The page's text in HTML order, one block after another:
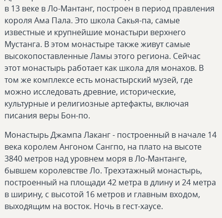
в 13 веке в Ло-Мантанг, построен в период правления
короля Ама Пала. Это школа Сакья-па, самые
известные и крупнейшие монастыри верхнего
Мустанга. В этом монастыре также живут самые
высокопоставленные Ламы этого региона. Сейчас
этот монастырь работает как школа для монахов. В
том же комплексе есть монастырский музей, где
можно исследовать древние, исторические,
культурные и религиозные артефакты, включая
писания веры Бон-по.
Монастырь Джампа Лаканг - построенный в начале 14
века королем Ангоном Сангпо, на плато на высоте
3840 метров над уровнем моря в Ло-Мантанге,
бывшем королевстве Ло. Трехэтажный монастырь,
построенный на площади 42 метра в длину и 24 метра
в ширину, с высотой 16 метров и главным входом,
выходящим на восток. Ночь в гест-хаусе.